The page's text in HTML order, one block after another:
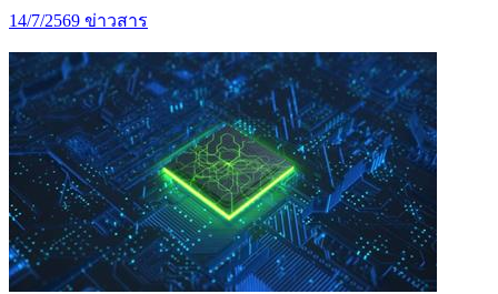
14/7/2569 ข่าวสาร